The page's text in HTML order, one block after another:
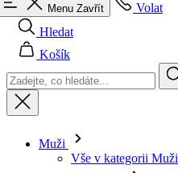
Menu Zavřít
Volat
Hledat
Košík
Muži
Vše v kategorii Muži